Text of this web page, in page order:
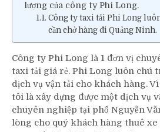
lượng của công ty Phi Long.
Công ty taxi tải Phi Long
cần chở hàng đi Quảng Ninh.
Công ty Phi Long là 1 đơn vị
taxi tải giá rẻ. Phi Long luôn chú
dịch vụ vận tải cho khách hàng.
tôi là xây dựng được một dịch vụ
chuyên nghiệp tại phố Nguyễn
lòng cho quý khách hàng thuê